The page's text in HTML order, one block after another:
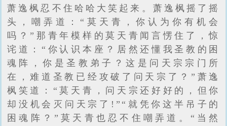
萧逸枫忍不住哈哈大笑起来。萧逸枫摇了摇
头，嘲弄道：“莫天青，你认为你有机会
吗？”那青年模样的莫天青闻言愣住了，惊
诧道：“你认识本座？居然还懂我圣教的困
魂阵，你是圣教弟子？这是问天宗宗门所
在，难道圣教已经攻破了问天宗了？”萧逸
枫笑道：“莫天青，问天宗还好好的，但你
却没机会灭问天宗了!”“就凭你这半吊子的
困魂阵？”莫天青也忍不住嘲弄道。“当然